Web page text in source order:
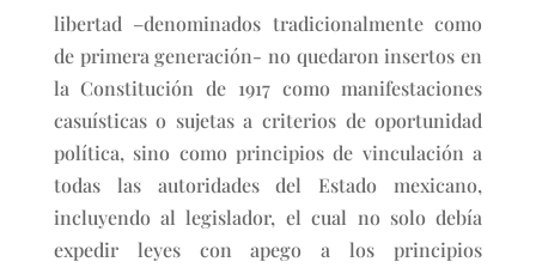
libertad –denominados tradicionalmente como
de primera generación- no quedaron insertos en
la Constitución de 1917 como manifestaciones
casuísticas o sujetas a criterios de oportunidad
política, sino como principios de vinculación a
todas las autoridades del Estado mexicano,
incluyendo al legislador, el cual no solo debía
expedir leyes con apego a los principios